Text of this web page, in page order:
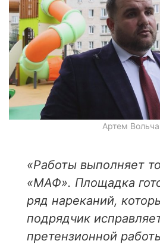
Артем
«Работы выполняет
«МАФ». Площадка
ряд нареканий,
подрядчик
претензионной